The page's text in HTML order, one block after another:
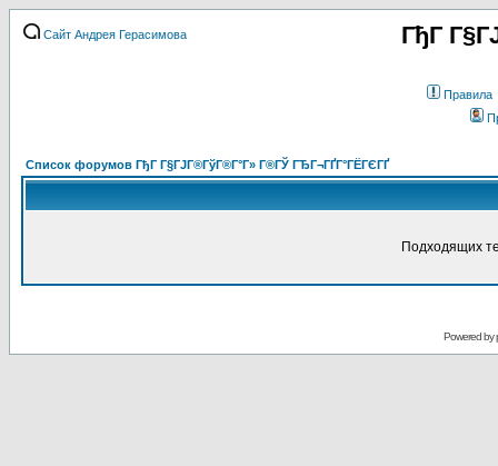
Сайт Андрея Герасимова ГђГ
Правила
Список форумов ГђГ Г§ГЈГ®ГўГ®Г°Г» Г®ГЎ ГЂГ¬ГҐГ°ГЁГЄГҐ
Подходящих
Powered by